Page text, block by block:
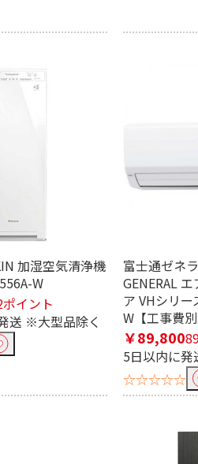
加湿空気清浄機
W
イント
送 ※大型品除く
富士通ゼネ
GENERAL
ア VHシリー
W【工事費別
￥89,800
5日以内に発
☆☆☆☆☆
円